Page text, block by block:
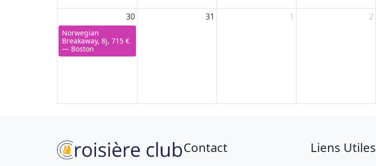
30
Norwegian
Breakaway, 8j, 715 €
— Boston
31 1 2
Contact Liens Utiles